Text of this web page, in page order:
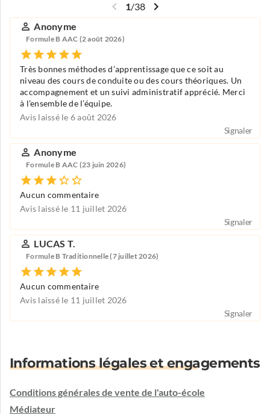
1/38
Anonyme
Formule B AAC (2 août 2026)
Très bonnes méthodes d’apprentissage que ce soit au
niveau des cours de conduite ou des cours théoriques. Un
accompagnement et un suivi administratif apprécié. Merci
à l’ensemble de l’équipe.
Avis laissé le 6 août 2026
Signaler
Anonyme
Formule B AAC (23 juin 2026)
Aucun commentaire
Avis laissé le 11 juillet 2026
Signaler
LUCAS T.
Formule B Traditionnelle (7 juillet 2026)
Aucun commentaire
Avis laissé le 11 juillet 2026
Signaler
Informations légales et engagements
Conditions générales de vente de l'auto-école
Médiateur